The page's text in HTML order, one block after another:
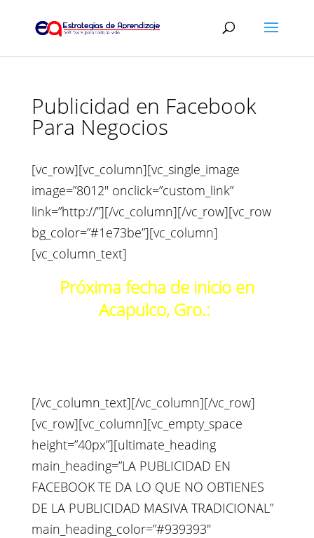
Publicidad en Facebook
Para Negocios
[vc_row][vc_column][vc_single_image
image=”8012″ onclick=”custom_link”
link=”http://”][/vc_column][/vc_row][vc_row
bg_color=”#1e73be”][vc_column]
[vc_column_text]
Próxima fecha de inicio en
Acapulco, Gro.:
[/vc_column_text][/vc_column][/vc_row]
[vc_row][vc_column][vc_empty_space
height=”40px”][ultimate_heading
main_heading=”LA PUBLICIDAD EN
FACEBOOK TE DA LO QUE NO OBTIENES
DE LA PUBLICIDAD MASIVA TRADICIONAL”
main_heading_color=”#939393″